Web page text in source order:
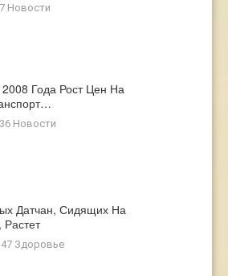
Новости
Года Рост Цен На
Новости
Датчан, Сидящих На
Растет
Здоровье